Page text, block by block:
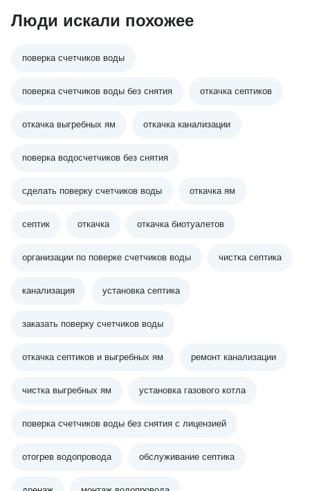
Люди искали похожее
поверка счетчиков воды
поверка счетчиков воды без снятия откачка септиков
откачка выгребных ям откачка канализации
поверка водосчетчиков без снятия
сделать поверку счетчиков воды откачка ям
септик откачка откачка биотуалетов
организации по поверке счетчиков воды чистка септика
канализация установка септика
заказать поверку счетчиков воды
откачка септиков и выгребных ям ремонт канализации
чистка выгребных ям установка газового котла
поверка счетчиков воды без снятия с лицензией
отогрев водопровода обслуживание септика